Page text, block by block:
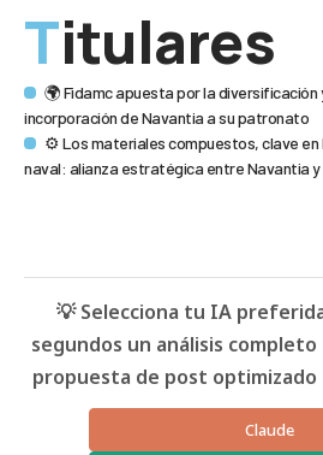
Titulares
🌍 Fidamc apuesta por la diversificación
incorporación de Navantia a su patronato
⚙️ Los materiales compuestos, clave en
naval: alianza estratégica entre Navantia y
💡 Selecciona tu IA
segundos un análisis
propuesta de post optimizado
Claude